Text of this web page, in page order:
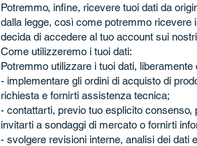
Potremmo, infine, ricevere tuoi dati da
dalla legge, così come potremmo ricevere
decida di accedere al tuo account sui
Come utilizzeremo i tuoi dati:
Potremmo utilizzare i tuoi dati,
- implementare gli ordini di acquisto di
richiesta e fornirti assistenza tecnica;
- contattarti, previo tuo esplicito
invitarti a sondaggi di mercato o fornirti
- svolgere revisioni interne, analisi dei dati